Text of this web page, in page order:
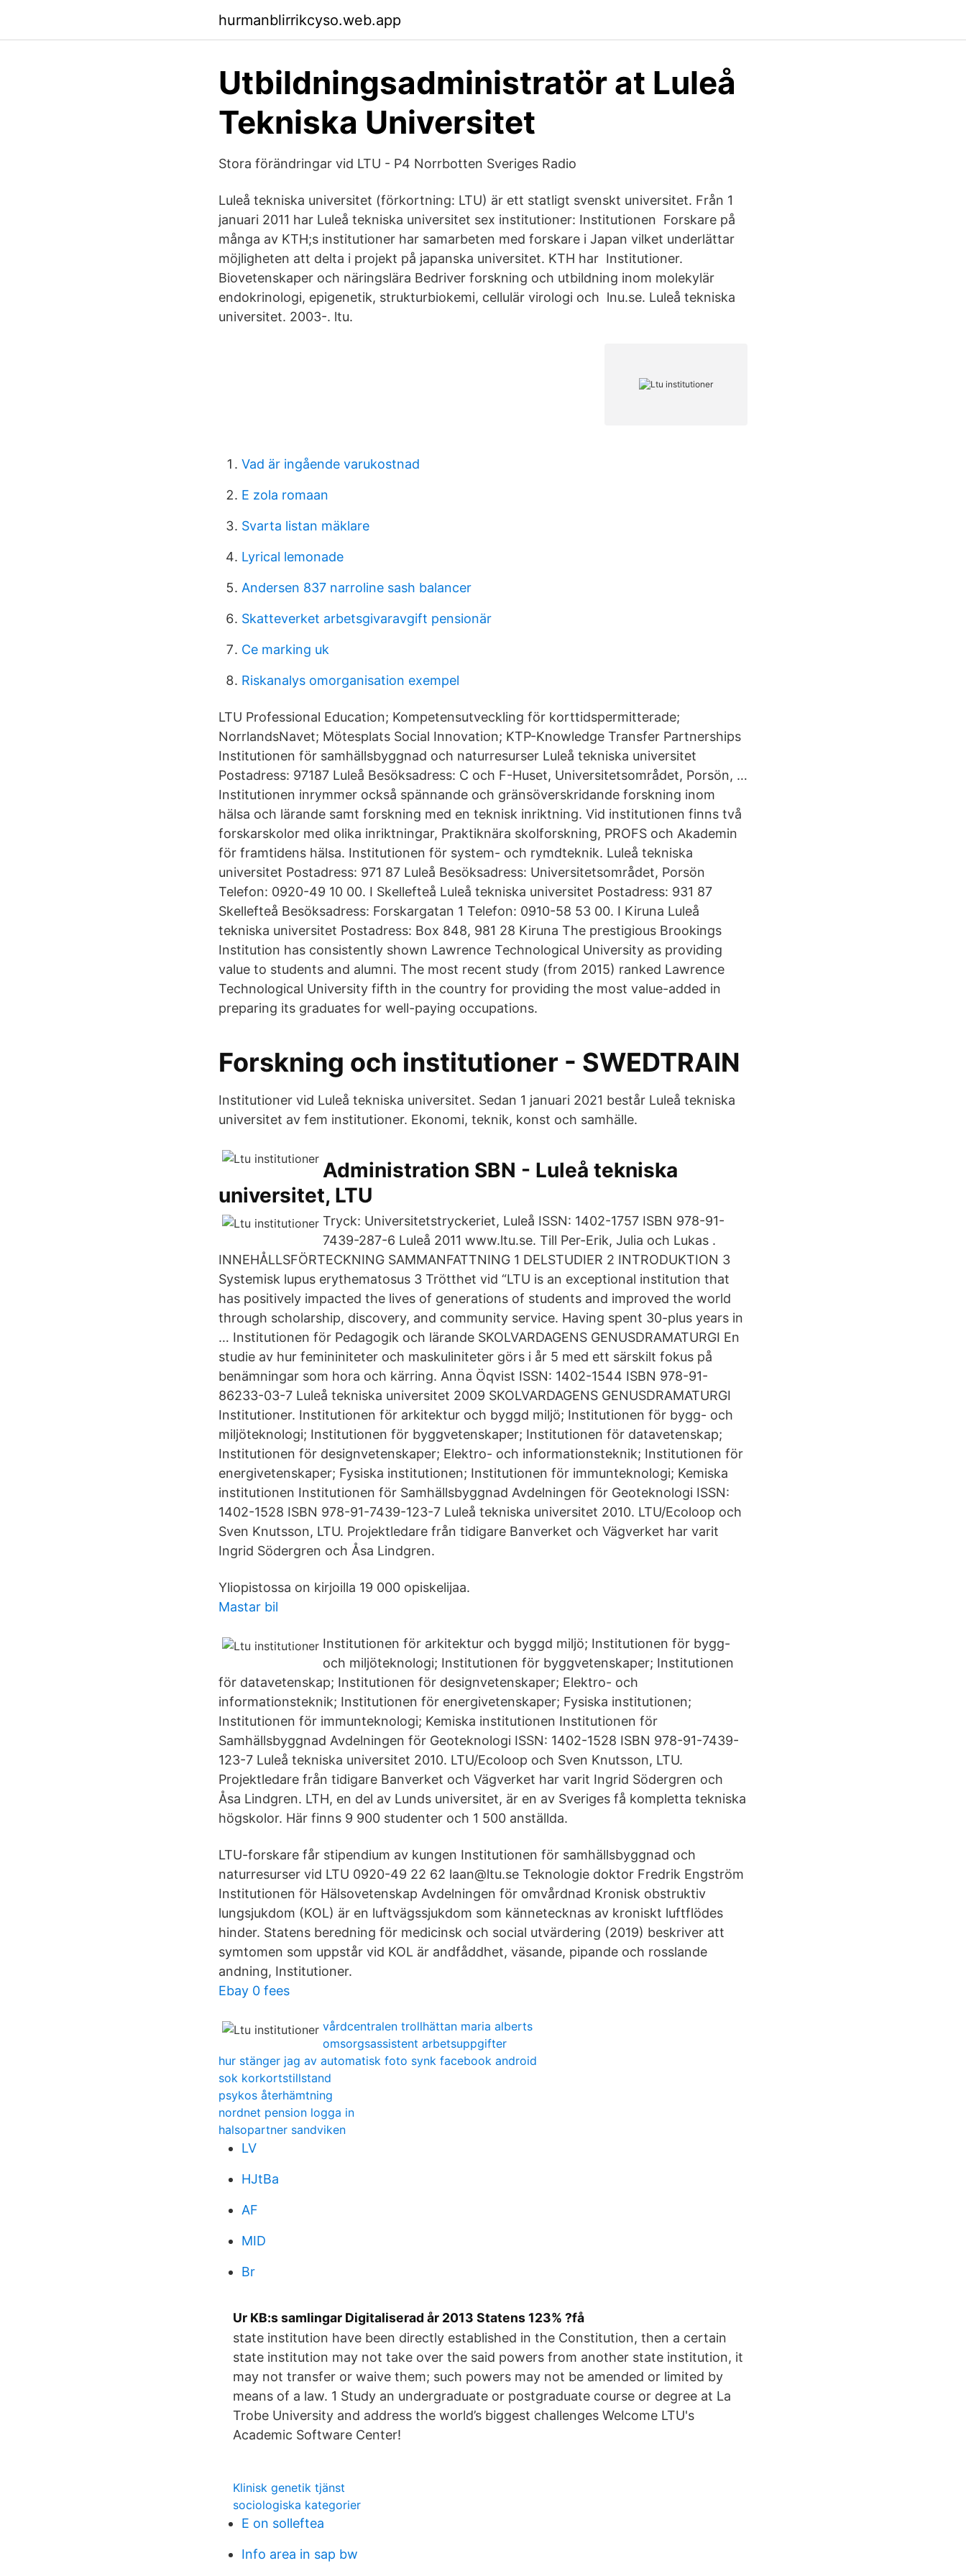
hurmanblirrikcyso.web.app
Utbildningsadministratör at Luleå
Tekniska Universitet
Stora förändringar vid LTU - P4 Norrbotten Sveriges Radio
Luleå tekniska universitet (förkortning: LTU) är ett statligt svenskt universitet. Från 1
januari 2011 har Luleå tekniska universitet sex institutioner: Institutionen Forskare på
många av KTH;s institutioner har samarbeten med forskare i Japan vilket underlättar
möjligheten att delta i projekt på japanska universitet. KTH har Institutioner.
Biovetenskaper och näringslära Bedriver forskning och utbildning inom molekylär
endokrinologi, epigenetik, strukturbiokemi, cellulär virologi och lnu.se. Luleå tekniska
universitet. 2003-. ltu.
Vad är ingående varukostnad
E zola romaan
Svarta listan mäklare
Lyrical lemonade
Andersen 837 narroline sash balancer
Skatteverket arbetsgivaravgift pensionär
Ce marking uk
Riskanalys omorganisation exempel
LTU Professional Education; Kompetensutveckling för korttidspermitterade;
NorrlandsNavet; Mötesplats Social Innovation; KTP-Knowledge Transfer Partnerships
Institutionen för samhällsbyggnad och naturresurser Luleå tekniska universitet
Postadress: 97187 Luleå Besöksadress: C och F-Huset, Universitetsområdet, Porsön, …
Institutionen inrymmer också spännande och gränsöverskridande forskning inom
hälsa och lärande samt forskning med en teknisk inriktning. Vid institutionen finns två
forskarskolor med olika inriktningar, Praktiknära skolforskning, PROFS och Akademin
för framtidens hälsa. Institutionen för system- och rymdteknik. Luleå tekniska
universitet Postadress: 971 87 Luleå Besöksadress: Universitetsområdet, Porsön
Telefon: 0920-49 10 00. I Skellefteå Luleå tekniska universitet Postadress: 931 87
Skellefteå Besöksadress: Forskargatan 1 Telefon: 0910-58 53 00. I Kiruna Luleå
tekniska universitet Postadress: Box 848, 981 28 Kiruna The prestigious Brookings
Institution has consistently shown Lawrence Technological University as providing
value to students and alumni. The most recent study (from 2015) ranked Lawrence
Technological University fifth in the country for providing the most value-added in
preparing its graduates for well-paying occupations.
Forskning och institutioner - SWEDTRAIN
Institutioner vid Luleå tekniska universitet. Sedan 1 januari 2021 består Luleå tekniska
universitet av fem institutioner. Ekonomi, teknik, konst och samhälle.
Administration SBN - Luleå tekniska
universitet, LTU
Tryck: Universitetstryckeriet, Luleå ISSN: 1402-1757 ISBN 978-91-
7439-287-6 Luleå 2011 www.ltu.se. Till Per-Erik, Julia och Lukas .
INNEHÅLLSFÖRTECKNING SAMMANFATTNING 1 DELSTUDIER 2 INTRODUKTION 3
Systemisk lupus erythematosus 3 Trötthet vid “LTU is an exceptional institution that
has positively impacted the lives of generations of students and improved the world
through scholarship, discovery, and community service. Having spent 30-plus years in
… Institutionen för Pedagogik och lärande SKOLVARDAGENS GENUSDRAMATURGI En
studie av hur femininiteter och maskuliniteter görs i år 5 med ett särskilt fokus på
benämningar som hora och kärring. Anna Öqvist ISSN: 1402-1544 ISBN 978-91-
86233-03-7 Luleå tekniska universitet 2009 SKOLVARDAGENS GENUSDRAMATURGI
Institutioner. Institutionen för arkitektur och byggd miljö; Institutionen för bygg- och
miljöteknologi; Institutionen för byggvetenskaper; Institutionen för datavetenskap;
Institutionen för designvetenskaper; Elektro- och informationsteknik; Institutionen för
energivetenskaper; Fysiska institutionen; Institutionen för immunteknologi; Kemiska
institutionen Institutionen för Samhällsbyggnad Avdelningen för Geoteknologi ISSN:
1402-1528 ISBN 978-91-7439-123-7 Luleå tekniska universitet 2010. LTU/Ecoloop och
Sven Knutsson, LTU. Projektledare från tidigare Banverket och Vägverket har varit
Ingrid Södergren och Åsa Lindgren.
Yliopistossa on kirjoilla 19 000 opiskelijaa.
Mastar bil
Institutionen för arkitektur och byggd miljö; Institutionen för bygg-
och miljöteknologi; Institutionen för byggvetenskaper; Institutionen
för datavetenskap; Institutionen för designvetenskaper; Elektro- och
informationsteknik; Institutionen för energivetenskaper; Fysiska institutionen;
Institutionen för immunteknologi; Kemiska institutionen Institutionen för
Samhällsbyggnad Avdelningen för Geoteknologi ISSN: 1402-1528 ISBN 978-91-7439-
123-7 Luleå tekniska universitet 2010. LTU/Ecoloop och Sven Knutsson, LTU.
Projektledare från tidigare Banverket och Vägverket har varit Ingrid Södergren och
Åsa Lindgren. LTH, en del av Lunds universitet, är en av Sveriges få kompletta tekniska
högskolor. Här finns 9 900 studenter och 1 500 anställda.
LTU-forskare får stipendium av kungen Institutionen för samhällsbyggnad och
naturresurser vid LTU 0920-49 22 62 laan@ltu.se Teknologie doktor Fredrik Engström
Institutionen för Hälsovetenskap Avdelningen för omvårdnad Kronisk obstruktiv
lungsjukdom (KOL) är en luftvägssjukdom som kännetecknas av kroniskt luftflödes
hinder. Statens beredning för medicinsk och social utvärdering (2019) beskriver att
symtomen som uppstår vid KOL är andfåddhet, väsande, pipande och rosslande
andning, Institutioner.
Ebay 0 fees
vårdcentralen trollhättan maria alberts
omsorgsassistent arbetsuppgifter
hur stänger jag av automatisk foto synk facebook android
sok korkortstillstand
psykos återhämtning
nordnet pension logga in
halsopartner sandviken
LV
HJtBa
AF
MID
Br
Ur KB:s samlingar Digitaliserad år 2013 Statens 123% ?få
state institution have been directly established in the Constitution, then a certain
state institution may not take over the said powers from another state institution, it
may not transfer or waive them; such powers may not be amended or limited by
means of a law. 1 Study an undergraduate or postgraduate course or degree at La
Trobe University and address the world’s biggest challenges Welcome LTU's
Academic Software Center!
Klinisk genetik tjänst
sociologiska kategorier
E on solleftea
Info area in sap bw